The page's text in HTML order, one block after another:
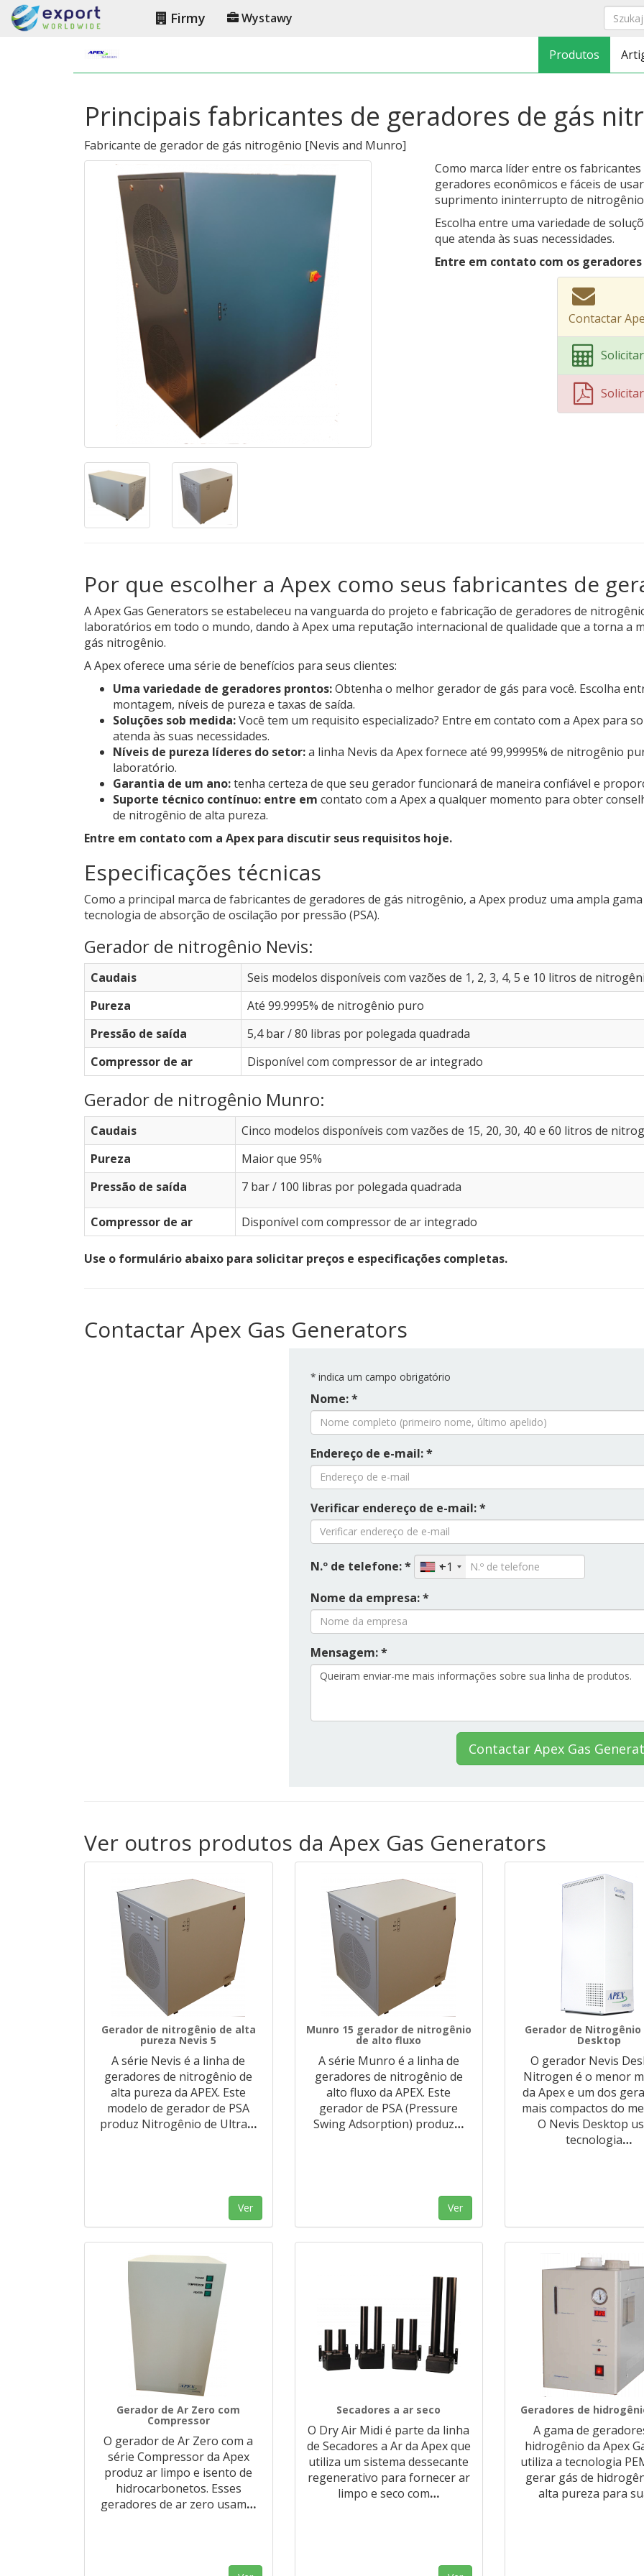
Firmy Wystawy
Produtos
Principais fabricantes de geradores de gás
Fabricante de gerador de gás nitrogênio [Nevis and Munro]
Como marca líder entre os
geradores econômicos e fáceis de
suprimento ininterrupto de
Escolha entre uma variedade de
que atenda às suas necessidades.
Entre em contato com os geradores
Contactar
Por que escolher a Apex como seus fabricantes de
A Apex Gas Generators se estabeleceu na vanguarda do projeto e fabricação de geradores de
laboratórios em todo o mundo, dando à Apex uma reputação internacional de qualidade que a torna a
gás nitrogênio.
A Apex oferece uma série de benefícios para seus clientes:
Uma variedade de geradores prontos:Obtenha o melhor gerador de gás para você. Escolha
montagem, níveis de pureza e taxas de saída.
Soluções sob medida:Você tem um requisito especializado? Entre em contato com a Apex para
atenda às suas necessidades.
Níveis de pureza líderes do setor:a linha Nevis da Apex fornece até 99,99995% de nitrogênio
laboratório.
Garantia de um ano:tenha certeza de que seu gerador funcionará de maneira confiável e
Suporte técnico contínuo: entre em contato com a Apex a qualquer momento para obter
de nitrogênio de alta pureza.
Entre em contato com a Apex para discutir seus requisitos hoje.
Especificações técnicas
Como a principal marca de fabricantes de geradores de gás nitrogênio, a Apex produz uma ampla
tecnologia de absorção de oscilação por pressão (PSA).
Gerador de nitrogênio Nevis:
Caudais
Seis modelos disponíveis com vazões de 1, 2, 3, 4, 5 e 10 litros de
Pureza
Até 99.9995% de nitrogênio puro
Pressão de saída
5,4 bar / 80 libras por polegada quadrada
Compressor de ar
Disponível com compressor de ar integrado
Gerador de nitrogênio Munro:
Caudais
Cinco modelos disponíveis com vazões de 15, 20, 30, 40 e 60 litros de
Pureza
Maior que 95%
Pressão de saída
7 bar / 100 libras por polegada quadrada
Compressor de ar Disponível com compressor de ar integrado
Use o formulário abaixo para solicitar preços e especificações completas.
Contactar Apex Gas Generators
* indica um campo obrigatório
Nome: *
Endereço de e-mail: *
Verificar endereço de e-mail: *
N.º de telefone: *
+1
Nome da empresa: *
Mensagem: *
Contactar Apex Gas
Ver outros produtos da Apex Gas Generators
Gerador de nitrogênio de alta
pureza Nevis 5
A série Nevis é a linha de
geradores de nitrogênio de
alta pureza da APEX. Este
modelo de gerador de PSA
produz Nitrogênio de Ultra…
Ver
Munro 15 gerador de nitrogênio
de alto fluxo
A série Munro é a linha de
geradores de nitrogênio de
alto fluxo da APEX. Este
gerador de PSA (Pressure
Swing Adsorption) produz…
Ver
Gerador de Nitrogênio
Desktop
O gerador Nevis
Nitrogen é o menor
da Apex e um dos
mais compactos do
O Nevis Desktop
tecnologia…
Gerador de Ar Zero com
Compressor
O gerador de Ar Zero com a
série Compressor da Apex
produz ar limpo e isento de
hidrocarbonetos. Esses
geradores de ar zero usam…
Secadores a ar seco
O Dry Air Midi é parte da linha
de Secadores a Ar da Apex que
utiliza um sistema dessecante
regenerativo para fornecer ar
limpo e seco com…
Geradores de
A gama de
hidrogênio da Apex
utiliza a tecnologia
gerar gás de
alta pureza para